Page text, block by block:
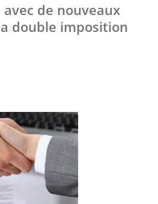
de nouveaux
double imposition